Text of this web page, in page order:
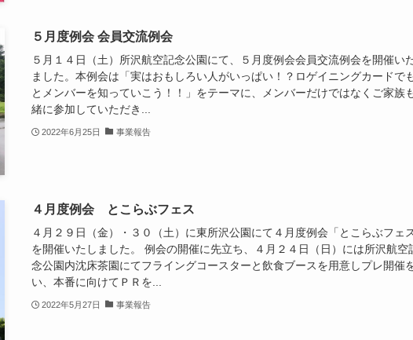
５月度例会 会員交流例会
５月１４日（土）所沢航空記念公園にて、５月度例会会員交流例会を開催い
ました。本例会は「実はおもしろい人がいっぱい！？ロゲイニングカードで
とメンバーを知っていこう！！」をテーマに、メンバーだけではなくご家族
緒に参加していただき...
2022年6月25日 事業報告
４月度例会 とこらぶフェス
４月２９日（金）・３０（土）に東所沢公園にて４月度例会「とこらぶフェス
を開催いたしました。 例会の開催に先立ち、４月２４日（日）には所沢航空
念公園内沈床茶園にてフライングコースターと飲食ブースを用意しプレ開催
い、本番に向けてＰＲを...
2022年5月27日 事業報告